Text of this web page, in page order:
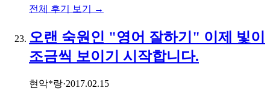
전체 후기 보기 →
오랜 숙원인 "영어 잘하기" 이제 빛이
조금씩 보이기 시작합니다.
현악*랑·2017.02.15